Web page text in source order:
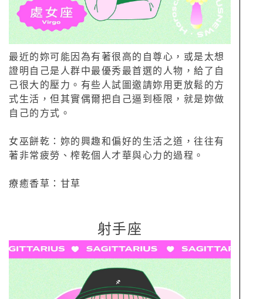
最近的妳可能因為有著很高的自尊心，或是太想
證明自己是人群中最優秀最首選的人物，給了自
己很大的壓力。有些人試圖邀請妳用更放鬆的方
式生活，但其實偶爾把自己逼到極限，就是妳做
自己的方式。
女巫餅乾：妳的興趣和偏好的生活之道，往往有
著非常疲勞、榨乾個人才華與心力的過程。
療癒香草：甘草
射手座